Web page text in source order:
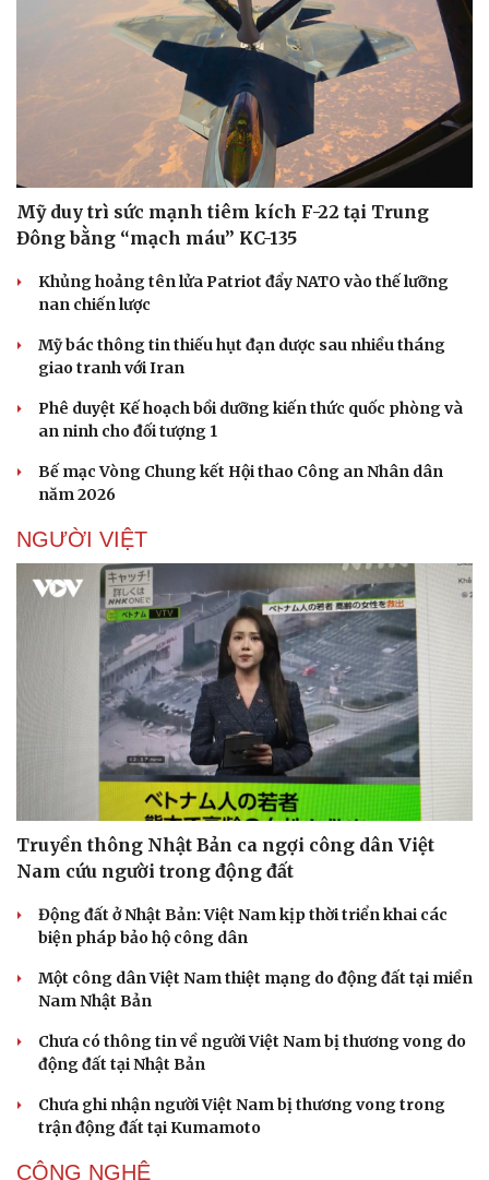
Mỹ duy trì sức mạnh tiêm kích F-22 tại Trung
Đông bằng “mạch máu” KC-135
Khủng hoảng tên lửa Patriot đẩy NATO vào thế lưỡng
nan chiến lược
Mỹ bác thông tin thiếu hụt đạn dược sau nhiều tháng
giao tranh với Iran
Phê duyệt Kế hoạch bồi dưỡng kiến thức quốc phòng và
an ninh cho đối tượng 1
Bế mạc Vòng Chung kết Hội thao Công an Nhân dân
năm 2026
NGƯỜI VIỆT
Truyền thông Nhật Bản ca ngợi công dân Việt
Nam cứu người trong động đất
Động đất ở Nhật Bản: Việt Nam kịp thời triển khai các
biện pháp bảo hộ công dân
Một công dân Việt Nam thiệt mạng do động đất tại miền
Nam Nhật Bản
Chưa có thông tin về người Việt Nam bị thương vong do
động đất tại Nhật Bản
Chưa ghi nhận người Việt Nam bị thương vong trong
trận động đất tại Kumamoto
CÔNG NGHỆ